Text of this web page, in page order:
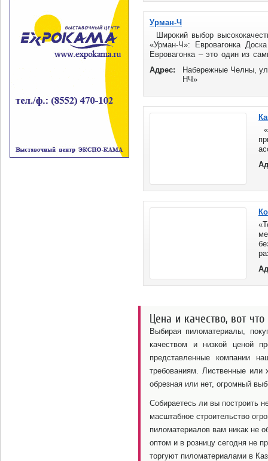
Урман-Ч
Широкий выбор
«Урман-Ч»: Евровагонка
Евровагонка – это один из
Адрес:
Набережные Челны,
НЧ»
Цена и качество, вот
Выбирая пиломатериалы,
качеством и низкой ценой
представленные компании
требованиям. Лиственные или
обрезная или нет, огромный
Собираетесь ли вы построить
масштабное строительство
пиломатериалов вам никак не
оптом и в розницу сегодня не
торгуют пиломатериалами в